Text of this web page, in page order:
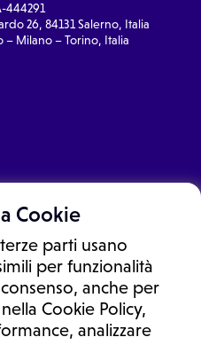
Cookie
parti usano
per funzionalità
anche per
Cookie Policy,
analizzare
444291
26, 84131 Salerno, Italia
– Milano – Torino, Italia
non sono un consulto medico.
sostituiscono un consulto, una
Non si devono considerare